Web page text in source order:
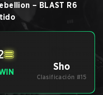
– BLAST R6
Sho
Clasificación #15